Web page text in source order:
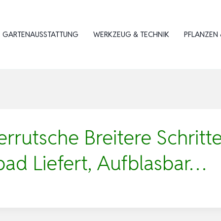
GARTENAUSSTATTUNG WERKZEUG & TECHNIK PFLANZEN
Breitere
Liefert, Aufblasbar…